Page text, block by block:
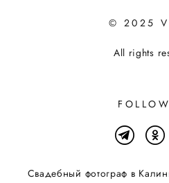
© 2025
All rights
Свадебный фотограф в